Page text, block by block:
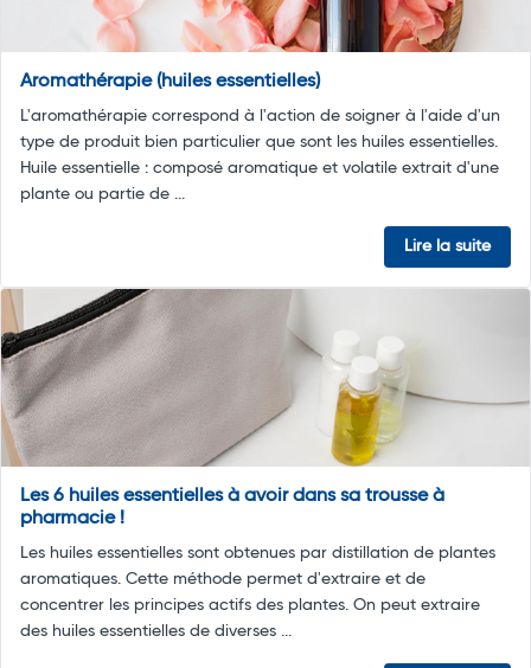
Aromathérapie (huiles essentielles)
L'aromathérapie correspond à l'action de soigner à l'aide d'un
type de produit bien particulier que sont les huiles essentielles.
Huile essentielle : composé aromatique et volatile extrait d'une
plante ou partie de ...
Lire la suite
Les 6 huiles essentielles à avoir dans sa trousse à
pharmacie !
Les huiles essentielles sont obtenues par distillation de plantes
aromatiques. Cette méthode permet d'extraire et de
concentrer les principes actifs des plantes. On peut extraire
des huiles essentielles de diverses ...